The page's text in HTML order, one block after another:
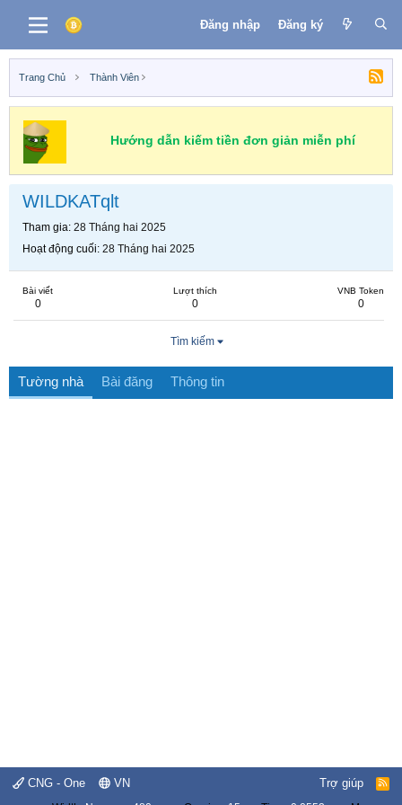
Đăng nhập Đăng ký
Trang Chủ Thành Viên
Hướng dẫn kiếm tiền đơn giản miễn phí
WILDKATqlt
Tham gia 28 Tháng hai 2025
Hoạt động cuối 28 Tháng hai 2025
Bài viết
0
Lượt thích
0
VNB Token
0
Tìm kiếm
Tường nhà Bài đăng Thông tin
CNG - One VN Trợ giúp
R